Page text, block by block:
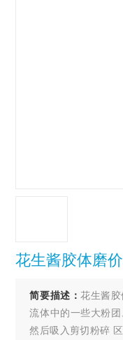
花生酱胶体磨
简要描述：花生酱
流体中的一些大粉
然后吸入剪切粉碎